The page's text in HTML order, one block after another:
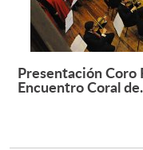
Presentación Coro
Encuentro Coral